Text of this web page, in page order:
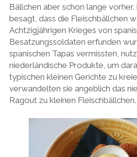
Bällchen aber schon lange
besagt, dass die Fleischbällchen
Achtzigjährigen Krieges von
Besatzungssoldaten erfunden
spanischen Tapas vermissten,
niederländische Produkte, um
typischen kleinen Gerichte zu
verwandelten sie angeblich das
Ragout zu kleinen Fleischbällchen.